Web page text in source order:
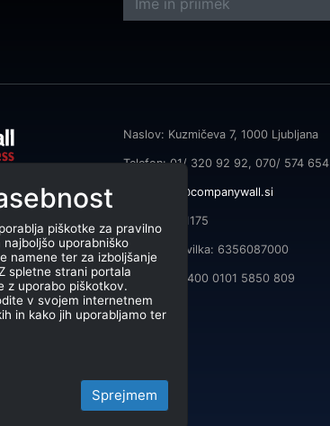
povezovanjem
© 2026
Naslov: Kuzmičeva 7, 1000 Ljubljana
Telefon: 01/ 320 92 92, 070/ 574 654
info@companywall.si
DŠ: SI55591175
Matična številka: 6356087000
TRR: SI56 3400 0101 5850 809
piškotke za pravilno
uporabniško
namene ter za izboljšanje
spletne strani portala
z uporabo piškotkov.
v svojem internetnem
in kako jih uporabljamo ter
Sprejmem